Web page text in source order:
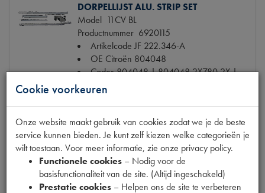
DORPELLIJST ALU. STRIP SET
Model 11CV BL
Productnummer 6920115
Artikelcode JF 222.346-A
OE Citroën 804048
Codes804048 | 804048 2X780 2X |
€ 63,68(€ 52,63 excl. btw)
Info
Niet op voorraad
Cookie voorkeuren
Onze website maakt gebruik van cookies zodat we je de beste
service kunnen bieden. Je kunt zelf kiezen welke categorieën je
wilt toestaan. Voor meer informatie, zie onze privacy policy.
Functionele cookies – Nodig voor de
basisfunctionaliteit van de site. (Altijd ingeschakeld)
Prestatie cookies – Helpen ons de site te verbeteren